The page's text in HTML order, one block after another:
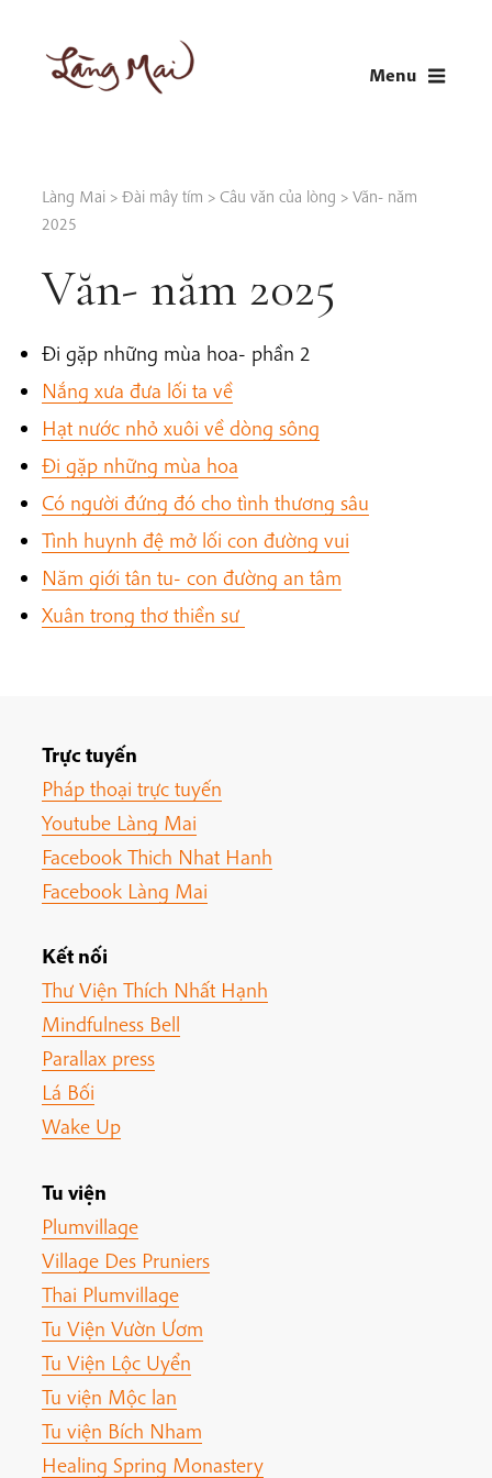
content
Menu
Làng Mai > Đài mây tím > Câu văn của lòng > Văn- năm
2025
Văn- năm 2025
Đi gặp những mùa hoa- phần 2
Nắng xưa đưa lối ta về
Hạt nước nhỏ xuôi về dòng sông
Đi gặp những mùa hoa
Có người đứng đó cho tình thương sâu
Tình huynh đệ mở lối con đường vui
Năm giới tân tu- con đường an tâm
Xuân trong thơ thiền sư
Trực tuyến
Pháp thoại trực tuyến
Youtube Làng Mai
Facebook Thich Nhat Hanh
Facebook Làng Mai
Kết nối
Thư Viện Thích Nhất Hạnh
Mindfulness Bell
Parallax press
Lá Bối
Wake Up
Tu viện
Plumvillage
Village Des Pruniers
Thai Plumvillage
Tu Viện Vườn Ươm
Tu Viện Lộc Uyển
Tu viện Mộc lan
Tu viện Bích Nham
Healing Spring Monastery